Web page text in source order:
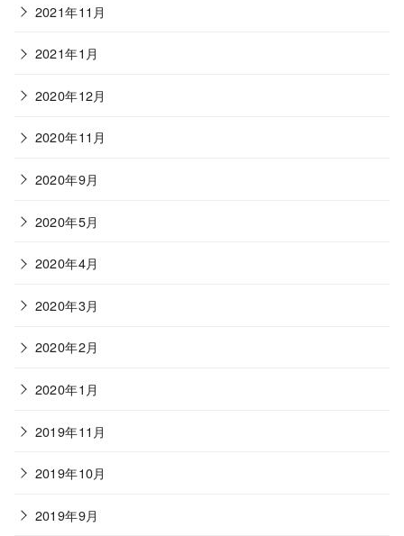
2021年11月
2021年1月
2020年12月
2020年11月
2020年9月
2020年5月
2020年4月
2020年3月
2020年2月
2020年1月
2019年11月
2019年10月
2019年9月